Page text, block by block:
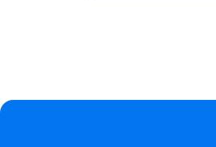
プランの場合は設定しているフ